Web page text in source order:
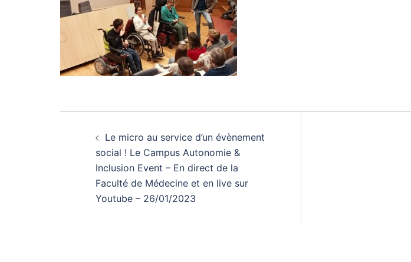
d’article
Le micro au service d’un évènement
social ! Le Campus Autonomie &
Inclusion Event – En direct de la
Faculté de Médecine et en live sur
Youtube – 26/01/2023